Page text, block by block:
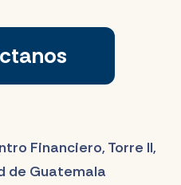
Financiero, Torre II,
de Guatemala